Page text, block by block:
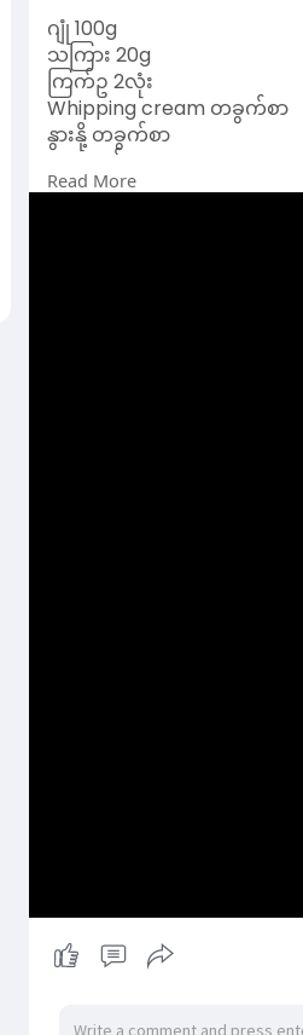
ဂျုံ 100g
သကြား 20g
ကြက်ဥ 2လုံး
Whipping cream တခွက်စာ
နွားနို့ တခွက်စာ
ထောပတ်
ဆားအနဲငယ်
ပြီးရင်သကြားထည့် ကြ က်ဥ
ပီးရင်ခြင်းလုံးအတံလေးနဲ့ က
ပီးရင် ရလာတဲ့မုန့်နှစ်သား
အောင် ပိတ်ပီး ထည့်မယ် အနဲ
Whipping cream ထဲကို သ
မကပ်တဲ့ဒယ်အိုးမှာ မီးကိုအေ
တဇွန်းစာယူပီး ဒယ်အိုးမှာ ပြာ
ပါးပါးလေး ဖြစ်ရမယ် ခြေ
မုန့်အလွှာကိုပြောင်းပြန်လှန်
Pillow လုပ်မယ့် မုန့်သားပြ
ပီးရင် ခေါင်းအုံးပုံလေး စိတ်ရှ
ဒယ်အိုးအထဲက ဂွင်ကြီးရင် မုန့်
ပိုလှမယ် အကုန်အုပ်မိလို့
Read More